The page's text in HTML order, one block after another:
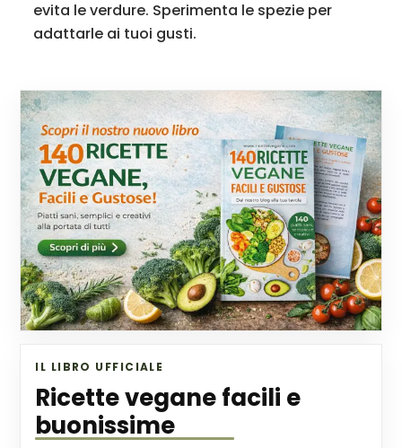
evita le verdure. Sperimenta le spezie per
adattarle ai tuoi gusti.
IL LIBRO UFFICIALE
Ricette vegane facili e
buonissime